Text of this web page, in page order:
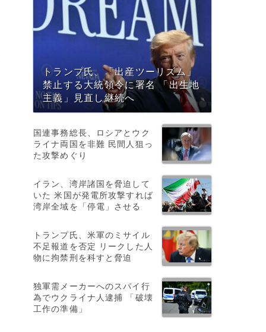
トランプ氏、「出産ツーリズム」
禁止する大統領令に署名 「出生地
主義」見直し継続へ
国連事務総長、ロシアとウク
ライナ両国を非難 民間人狙っ
た攻撃めぐり
イラン、湾岸諸国を脅迫して
いた 米国が発電所攻撃すれば
湾岸全域を「停電」させる
トランプ氏、米軍のミサイル
不足報道を否定 リークした人
物に拘禁刑を科すと脅迫
独軍需メーカーへのスパイ行
為でウクライナ人逮捕 「破壊
工作の準備」